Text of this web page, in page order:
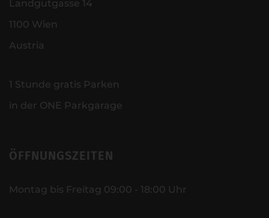
Landgutgasse 14
1100 Wien
Austria
1 Stunde gratis Parken
in der ONE Parkgarage
ÖFFNUNGSZEITEN
Montag bis Freitag 09:00 - 18:00 Uhr